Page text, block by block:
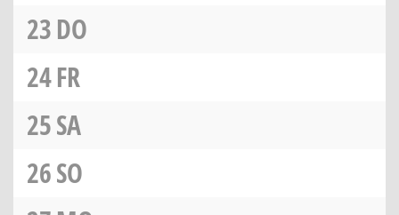
23DO
24FR
25SA
26SO